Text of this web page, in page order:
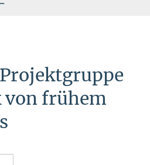
von frühem